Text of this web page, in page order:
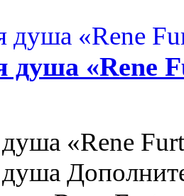
душа «Rene
душа «Rene
душа